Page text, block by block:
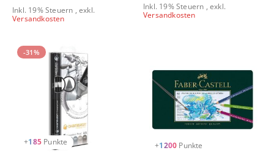
Inkl. 19% Steuern ,exkl.
Versandkosten
Inkl. 19% Steuern ,exkl.
Versandkosten
-31%
+185 Punkte +1200 Punkte